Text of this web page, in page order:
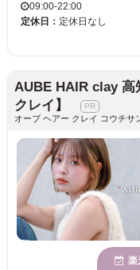
09:00-22:00
定休日： 定休日なし
AUBE HAIR clay 高
クレイ】
オーブ ヘアー クレイ コウチサ
楽